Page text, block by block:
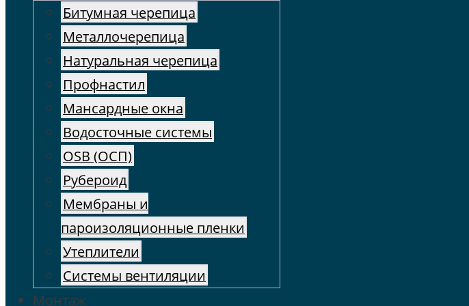
Битумная черепица
Металлочерепица
Натуральная черепица
Профнастил
Мансардные окна
Водосточные системы
OSB (ОСП)
Рубероид
Мембраны и
пароизоляционные пленки
Утеплители
Системы вентиляции
Монтаж